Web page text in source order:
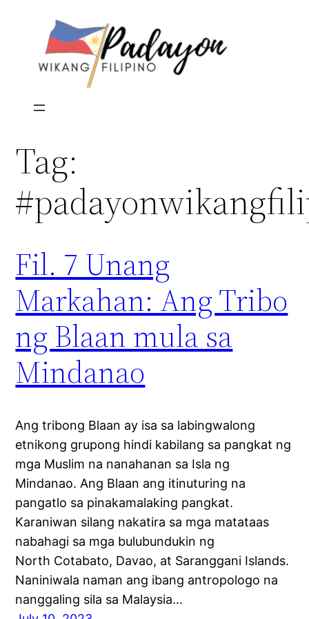
Tag:
Fil. 7 Unang
Markahan: Ang Tribo
ng Blaan mula sa
Mindanao
Ang tribong Blaan ay isa sa labingwalong
etnikong grupong hindi kabilang sa pangkat ng
mga Muslim na nanahanan sa Isla ng
Mindanao. Ang Blaan ang itinuturing na
pangatlo sa pinakamalaking pangkat.
Karaniwan silang nakatira sa mga matataas
nabahagi sa mga bulubundukin ng
North Cotabato, Davao, at Saranggani Islands.
Naniniwala naman ang ibang antropologo na
nanggaling sila sa Malaysia…